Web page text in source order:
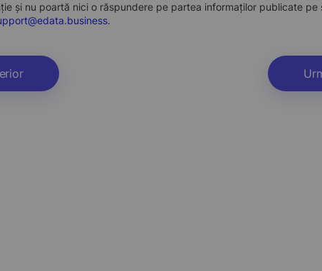
și nu poartă nici o răspundere pe partea informaților publicate
.